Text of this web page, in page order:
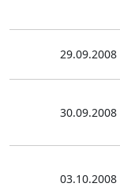
29.09.2008
30.09.2008
03.10.2008